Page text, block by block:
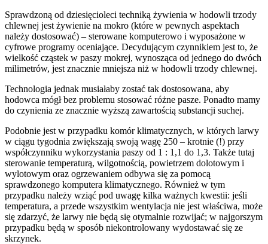
Sprawdzoną od dziesięcioleci techniką żywienia w hodowli trzody
chlewnej jest żywienie na mokro (które w pewnych aspektach
należy dostosować) – sterowane komputerowo i wyposażone w
cyfrowe programy oceniające. Decydującym czynnikiem jest to, że
wielkość cząstek w paszy mokrej, wynosząca od jednego do dwóch
milimetrów, jest znacznie mniejsza niż w hodowli trzody chlewnej.
Technologia jednak musiałaby zostać tak dostosowana, aby
hodowca mógł bez problemu stosować różne pasze. Ponadto mamy
do czynienia ze znacznie wyższą zawartością substancji suchej.
Podobnie jest w przypadku komór klimatycznych, w których larwy
w ciągu tygodnia zwiększają swoją wagę 250 – krotnie (!) przy
współczynniku wykorzystania paszy od 1 : 1,1 do 1,3. Także tutaj
sterowanie temperaturą, wilgotnością, powietrzem dolotowym i
wylotowym oraz ogrzewaniem odbywa się za pomocą
sprawdzonego komputera klimatycznego. Również w tym
przypadku należy wziąć pod uwagę kilka ważnych kwestii: jeśli
temperatura, a przede wszystkim wentylacja nie jest właściwa, może
się zdarzyć, że larwy nie będą się otymalnie rozwijać; w najgorszym
przypadku będą w sposób niekontrolowany wydostawać się ze
skrzynek.